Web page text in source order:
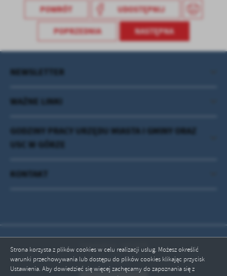
Strona korzysta z plików cookies w celu realizacji usług. Możesz określić
warunki przechowywania lub dostępu do plików cookies klikając przycisk
Ustawienia. Aby dowiedzieć się więcej zachęcamy do zapoznania się z
ZAPISZ WYBRANE
POWRÓT UDOSTĘPNIJ
POPRZEDNIA NASTĘPNA
WAŻNE LINKI
NEWSLETTER
GODZINY PRACY URZĘDU MIASTA I GMINY ORAZ
USC W GÓRZE
KONTAKT
Odwiedzin: 3451075
Online: 5